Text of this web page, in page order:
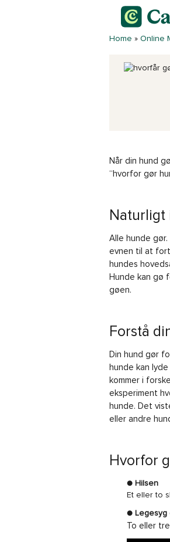
Home » Online
Når din hund
“hvorfor gør
Naturligt
Alle hunde
evnen til at
hundes
Hunde kan gø
gøen.
Forstå
Din hund gør
hunde kan
kommer i
eksperiment
hunde. Det
eller andre
Hvorfor
● Hilsen
Et eller to
● Legesyg
To eller